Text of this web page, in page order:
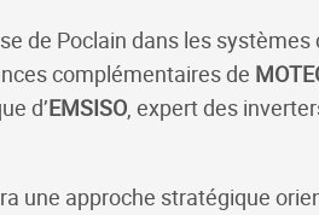
de Poclain dans les
complémentaires de
d’EMSISO, expert des
une approche stratégique